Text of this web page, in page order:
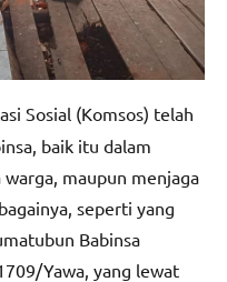
Sosial (Komsos) telah
baik itu dalam
maupun menjaga
seperti yang
Babinsa
Yawa, yang lewat